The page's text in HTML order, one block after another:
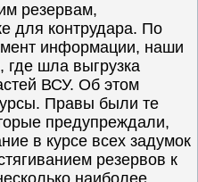
резервам,
для контрудара. По
информации, наши
шла выгрузка
ВСУ. Об этом
Правы были те
предупреждали,
в курсе всех задумок
резервов к
наиболее